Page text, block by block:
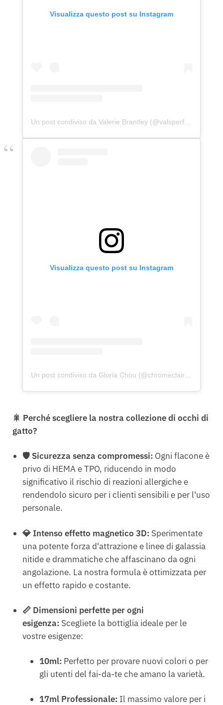
Visualizza questo post su Instagram
Visualizza questo post su Instagram
Un post condiviso da Gloria Chou (@chromeclairofficial)
🎇 Perché scegliere la nostra collezione di occhi di
gatto?
🛡️ Sicurezza senza compromessi: Ogni flacone è
privo di HEMA e TPO, riducendo in modo
significativo il rischio di reazioni allergiche e
rendendolo sicuro per i clienti sensibili e per l'uso
personale.
💎 Intenso effetto magnetico 3D: Sperimentate
una potente forza d'attrazione e linee di galassia
nitide e drammatiche che affascinano da ogni
angolazione. La nostra formula è ottimizzata per
un effetto rapido e costante.
📏 Dimensioni perfette per ogni
esigenza: Scegliete la bottiglia ideale per le
vostre esigenze:
10ml: Perfetto per provare nuovi colori o per
gli utenti del fai-da-te che amano la varietà.
17ml Professionale: Il massimo valore per i